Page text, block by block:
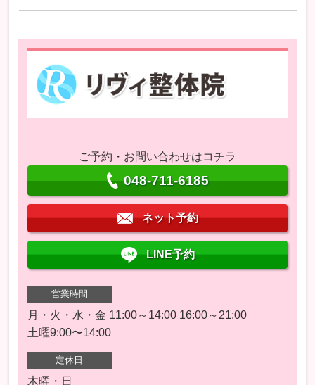
ご予約・お問い合わせはコチラ
048-711-6185
ネット予約
LINE予約
営業時間
月・火・水・金 11:00～14:00 16:00～21:00
土曜9:00〜14:00
定休日
木曜・日